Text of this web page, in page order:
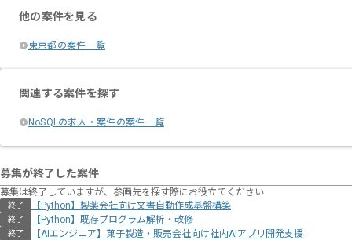
他の案件を見る
東京都の案件一覧
関連する案件を探す
NoSQLの求人・案件の案件一覧
募集が終了した案件
募集は終了していますが、参画先を探す際にお役立てください
終了 【Python】製薬会社向け文書自動作成基盤構築
終了 【Python】既存プログラム解析・改修
終了 【AIエンジニア】菓子製造・販売会社向け社内AIアプリ開発支援